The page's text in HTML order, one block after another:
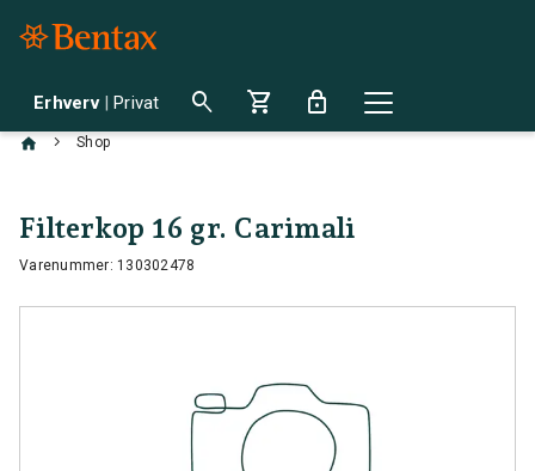
Erhverv | Privat search shopping_cart lock
chevron_right Shop
Filterkop 16 gr. Carimali
Varenummer: 130302478